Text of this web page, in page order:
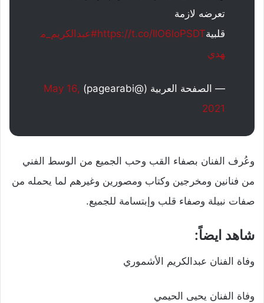
تعرضه لازمة
قلبيةhttps://t.co/IlO6loPSDT#عبدالكريم_م
هدي
— الصفحة العربية (@pagearabi)
May 16,
2021
وعُرف الفنان بصفاء القب وحب الجميع من الوسط الفني
من فنانين ومخرجين وكتاب ومصورين وغيرهم لما يحمله من
صفات نبيلة وصفاء قلب وإبتسامة للجميع.
شاهد ايضاً:
وفاة الفنان عبدالكريم الأشموري
وفاة الفنان يحيى الحيمي